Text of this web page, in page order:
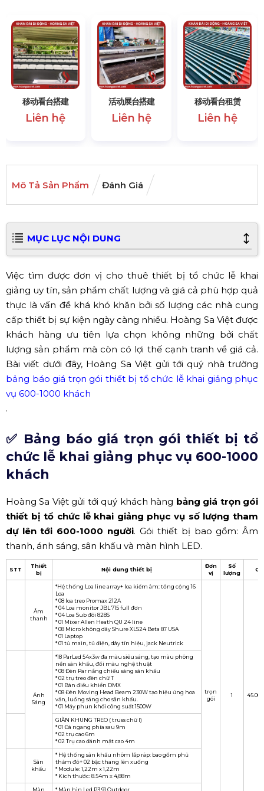
移动看台搭建
Liên hệ
活动展台搭建
Liên hệ
移动看台租赁
Liên hệ
Mô Tả Sản Phẩm Đánh Giá
MỤC LỤC NỘI DUNG
Việc tìm được đơn vị cho thuê thiết bị tổ chức lễ khai
giảng uy tín, sản phẩm chất lượng và giá cả phù hợp quả
thực là vấn đề khá khó khăn bởi số lượng các nhà cung
cấp thiết bị sự kiện ngày càng nhiều. Hoàng Sa Việt được
khách hàng ưu tiên lựa chọn không những bởi chất
lượng sản phẩm mà còn có lợi thế cạnh tranh về giá cả.
Bài viết dưới đây, Hoàng Sa Việt gửi tới quý nhà trường
bảng báo giá trọn gói thiết bị tổ chức lễ khai giảng phục
vụ 600-1000 khách
.
✅ Bảng báo giá trọn gói thiết bị tổ
chức lễ khai giảng phục vụ 600-1000
khách
Hoàng Sa Việt gửi tới quý khách hàng bảng giá trọn gói
thiết bị tổ chức lễ khai giảng phục vụ số lượng tham
dự lên tới 600-1000 người. Gói thiết bị bao gồm: Âm
thanh, ánh sáng, sân khấu và màn hình LED.
STT
Thiết
bị
Nội dung thiết bị
Đơn
vị
Số
lượng
Âm
thanh
*Hệ thống Loa line array+ loa kiểm âm: tổng cộng 16
Loa
* 08 loa treo Promax 212A
* 04 Loa monitor JBL 715 full đơn
* 04 Loa Sub đôi 828S
* 01 Mixer Allen Heath QU 24 line
* 08 Micro không dây Shure XLS24 Beta 87 USA
* 01 Laptop
* 01 tủ main, tủ điện, dây tín hiệu, jack Neutrick
trọn
gói
1
Ánh
Sáng
*18 ParLed 54x3w đa màu siêu sáng, tạo màu phông
nền sân khấu, đổi màu nghệ thuật
* 08 Đèn Par nắng chiếu sáng sân khấu
* 02 trụ treo đèn chữ T
* 01 Bàn điều khiển DMX
* 08 Đèn Moving Head Beam 230W tạo hiệu ứng hoa
văn, luồng sáng cho sân khấu.
* 01 Máy phun khói công suất 1500W
GIÀN KHUNG TREO ( truss chữ I)
* 01 Đà ngang phía sau 9m
* 02 trụ cao 6m
* 02 Trụ cao đánh mặt cao 4m
Sân
khấu
* Hệ thống sân khấu nhôm lắp ráp: bao gồm phủ
thảm đỏ+ 02 bậc thang lên xuống
* Module: 1,22m x 1,22m
* Kích thước: 8.54m x 4,88m
Màn
* Màn hìn Led P3.91 Outdoor